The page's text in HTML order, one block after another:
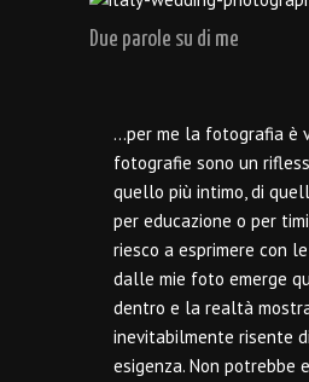
Due parole su di me
…per me la fotografia è
fotografie sono un
quello più intimo, di
per educazione o per
riesco a esprimere con
dalle mie foto emerge
dentro e la realtà
inevitabilmente risente
esigenza. Non potrebbe